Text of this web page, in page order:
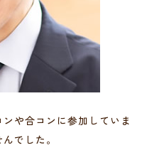
や合コンに参加していま
でした。